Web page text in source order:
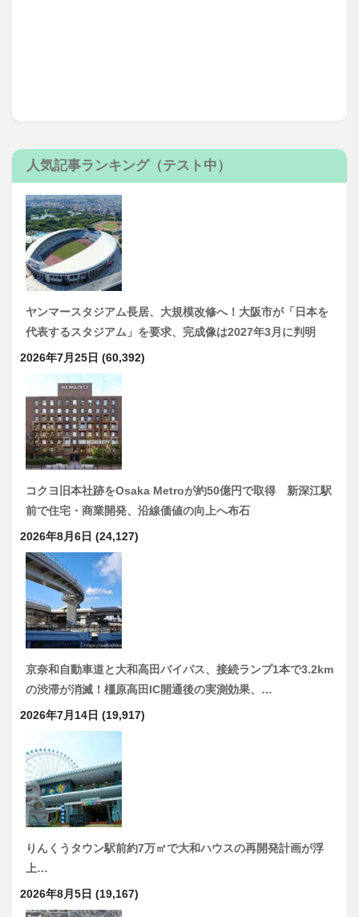
人気記事ランキング（テスト中）
ヤンマースタジアム長居、大規模改修へ！大阪市が「日本を
代表するスタジアム」を要求、完成像は2027年3月に判明
2026年7月25日 (60,392)
コクヨ旧本社跡をOsaka Metroが約50億円で取得 新深江駅
前で住宅・商業開発、沿線価値の向上へ布石
2026年8月6日 (24,127)
京奈和自動車道と大和高田バイパス、接続ランプ1本で3.2km
の渋滞が消滅！橿原高田IC開通後の実測効果、…
2026年7月14日 (19,917)
りんくうタウン駅前約7万㎡で大和ハウスの再開発計画が浮
上…
2026年8月5日 (19,167)